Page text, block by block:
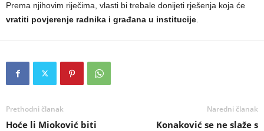
Prema njihovim riječima, vlasti bi trebale donijeti rješenja koja će
vratiti povjerenje radnika i građana u institucije
Prethodni članak
Hoće li Mioković biti
Naredni članak
Konaković se ne slaže s